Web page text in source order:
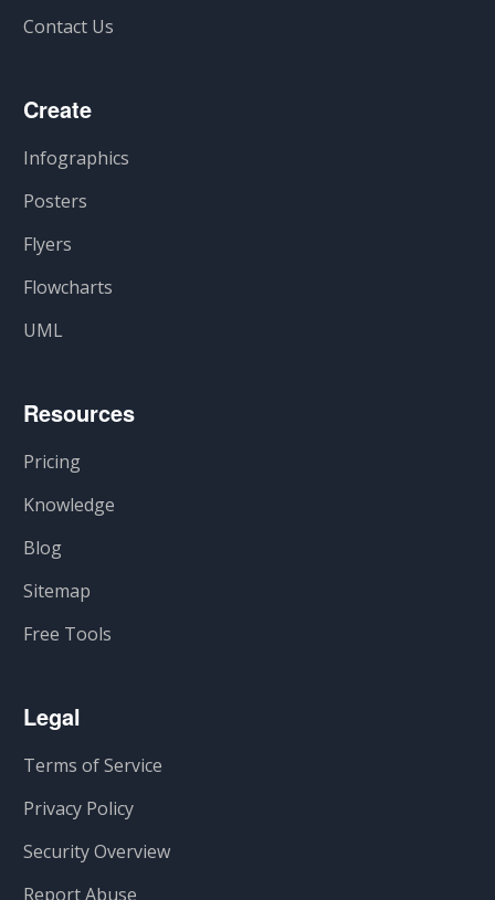
Contact Us
Create
Infographics
Posters
Flyers
Flowcharts
UML
Resources
Pricing
Knowledge
Blog
Sitemap
Free Tools
Legal
Terms of Service
Privacy Policy
Security Overview
Report Abuse